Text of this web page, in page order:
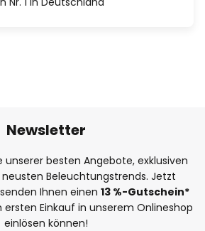
Newsletter
unserer besten Angebote, exklusiven
Beleuchtungstrends. Jetzt
Ihnen einen 13 %-Gutschein*
ersten Einkauf in unserem Onlineshop
einlösen können!